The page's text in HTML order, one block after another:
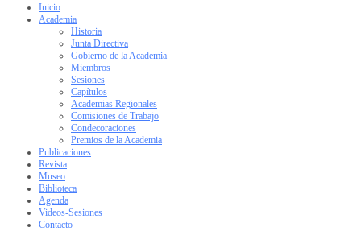
Inicio
Academia
Historia
Junta Directiva
Gobierno de la Academia
Miembros
Sesiones
Capítulos
Academias Regionales
Comisiones de Trabajo
Condecoraciones
Premios de la Academia
Publicaciones
Revista
Museo
Biblioteca
Agenda
Videos-Sesiones
Contacto